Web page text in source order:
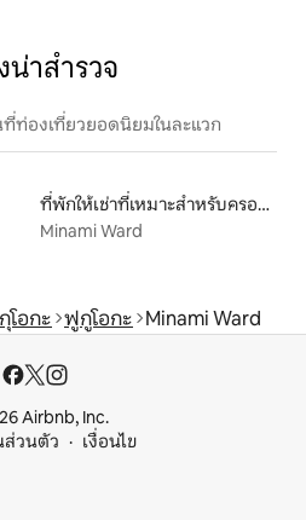
าสำรวจ
ท่องเที่ยวยอดนิยมในละแวก
ที่พักให้เช่าที่เหมาะสำหรับครอบครัว
Minami Ward
อกะ ฟูกูโอกะ Minami Ward
Airbnb, Inc.
ส่วนตัว
เงื่อนไข